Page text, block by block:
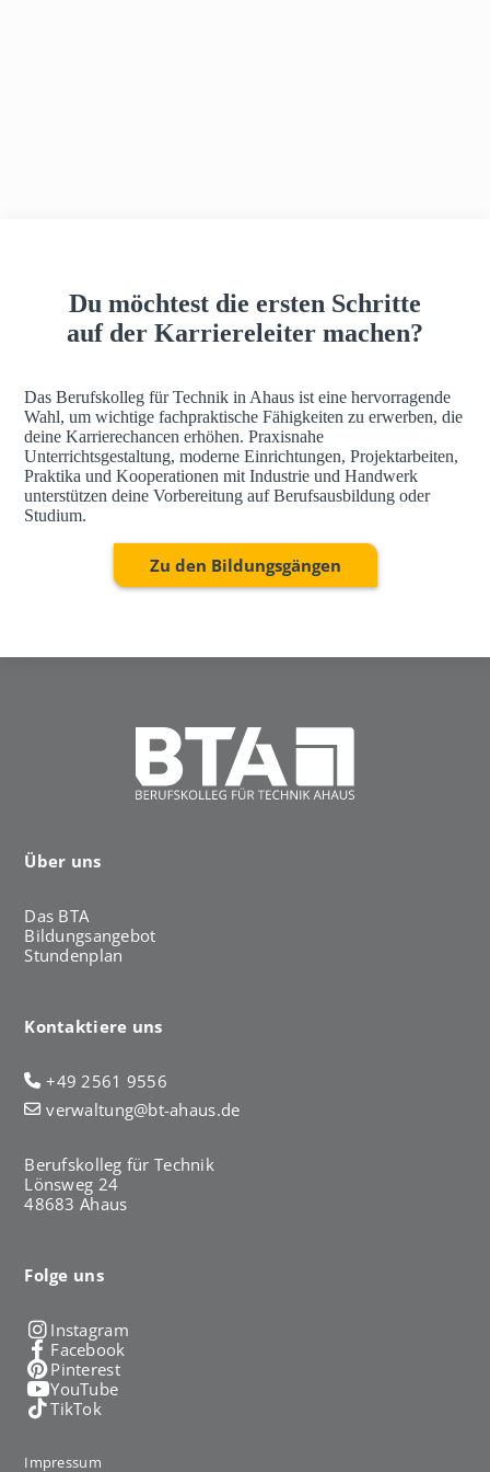
Du möchtest die ersten Schritte
auf der Karriereleiter machen?
Das Berufskolleg für Technik in Ahaus ist eine hervorragende
Wahl, um wichtige fachpraktische Fähigkeiten zu erwerben, die
deine Karrierechancen erhöhen. Praxisnahe
Unterrichtsgestaltung, moderne Einrichtungen, Projektarbeiten,
Praktika und Kooperationen mit Industrie und Handwerk
unterstützen deine Vorbereitung auf Berufsausbildung oder
Studium.
Zu den Bildungsgängen
Über uns
Das BTA
Bildungsangebot
Stundenplan
Kontaktiere uns
+49 2561 9556
verwaltung@bt-ahaus.de
Berufskolleg für Technik
Lönsweg 24
48683 Ahaus
Folge uns
Instagram
Facebook
Pinterest
YouTube
TikTok
Impressum